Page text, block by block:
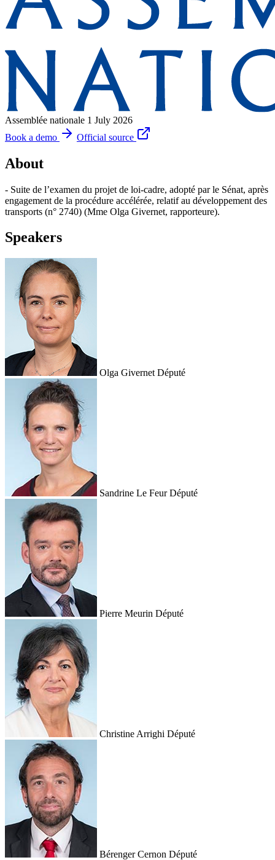
Assemblée nationale 1 July 2026
Book a demo
Official source
About
- Suite de l’examen du projet de loi-cadre, adopté par le Sénat, après
engagement de la procédure accélérée, relatif au développement des
transports (n° 2740) (Mme Olga Givernet, rapporteure).
Speakers
Olga Givernet Député
Sandrine Le Feur Député
Pierre Meurin Député
Christine Arrighi Député
Bérenger Cernon Député